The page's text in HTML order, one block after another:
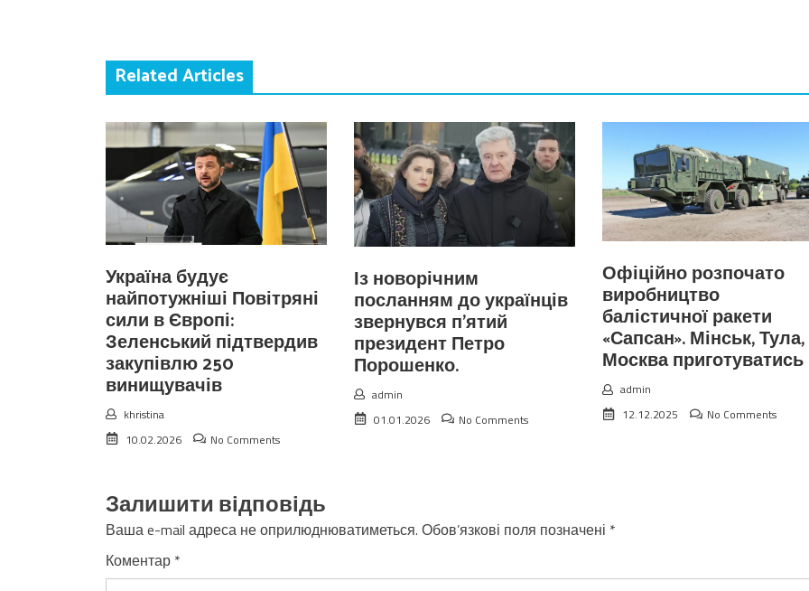
Related Articles
Україна будує
найпотужніші Повітряні
сили в Європі:
Зеленський підтвердив
закупівлю 250
винищувачів
khristina
10.02.2026
No Comments
Із новорічним
посланням до українців
звернувся п’ятий
президент Петро
Порошенко.
admin
01.01.2026
No Comments
Офіційно розпочато
виробництво
балістичної ракети
«Сапсан». Мінськ, Тула,
Москва приготуватись
admin
12.12.2025
No Comments
Залишити відповідь
Ваша e-mail адреса не оприлюднюватиметься. Обов’язкові поля позначені *
Коментар *